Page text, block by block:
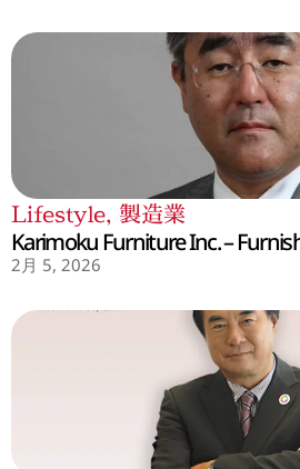
Lifestyle, 製造業
Karimoku Furniture Inc. –
2月 5, 2026